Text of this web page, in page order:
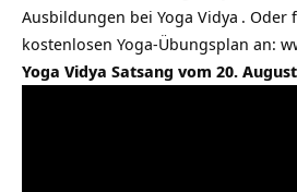
Ausbildungen bei Yoga Vidya . Oder
kostenlosen Yoga-Übungsplan an:
Yoga Vidya Satsang vom 20.